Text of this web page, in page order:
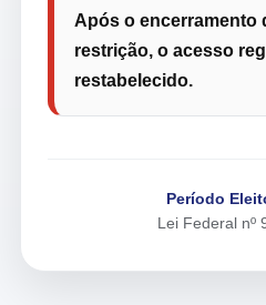
Após o encerramento
restrição, o acesso
restabelecido.
Período
Lei Federal nº